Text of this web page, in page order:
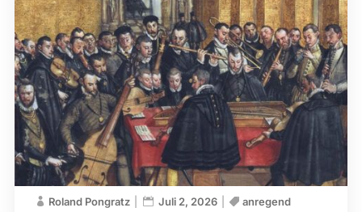
Roland Pongratz Juli 2, 2026 anregend